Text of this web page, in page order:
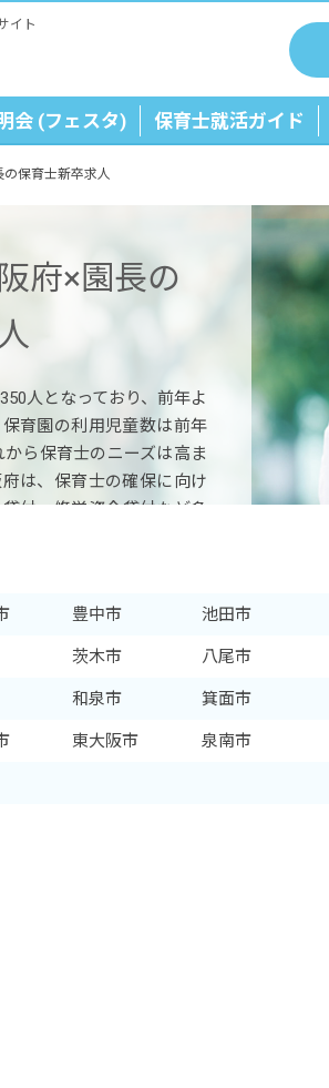
イト
会 (フェスタ) 保育士就活ガイド
の保育士新卒求人
府×園長の
人となっており、前年よ
育園の利用児童数は前年
ら保育士のニーズは高ま
は、保育士の確保に向け
付、修学資金貸付など多
でしょう。
豊中市 池田市
茨木市 八尾市
和泉市 箕面市
東大阪市 泉南市